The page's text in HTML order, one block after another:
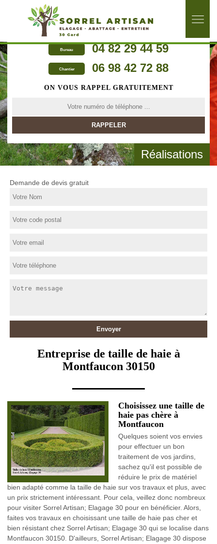
Bureau 04 82 29 44 59
Chantier 06 98 42 72 88
ON VOUS RAPPEL GRATUITEMENT
Réalisations
Demande de devis gratuit
Entreprise de taille de haie à
Montfaucon 30150
Choisissez une taille de
haie pas chère à
Montfaucon
Quelques soient vos envies
pour effectuer un bon
traitement de vos jardins,
sachez qu'il est possible de
réduire le prix de matériel
bien adapté comme la taille de haie sur vos travaux et plus, avec
un prix strictement intéressant. Pour cela, veillez donc nombreux
pour visiter Sorrel Artisan; Elagage 30 pour en bénéficier. Alors,
faites vos travaux en choisissant une taille de haie pas cher et
bien résistant chez Sorrel Artisan; Elagage 30 qui se localise dans
Montfaucon 30150. D'ailleurs, Sorrel Artisan; Elagage 30 dispose